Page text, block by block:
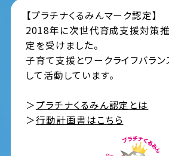
【プラチナくるみんマーク認定】
2018年に次世代育成支援対策
定を受けました。
子育て支援とワークライフバラ
して活動しています。
＞プラチナくるみん認定とは
＞行動計画書はこちら